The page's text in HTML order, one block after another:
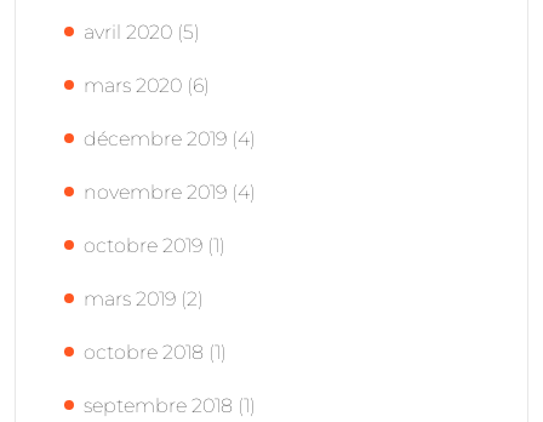
avril 2020 (5)
mars 2020 (6)
décembre 2019 (4)
novembre 2019 (4)
octobre 2019 (1)
mars 2019 (2)
octobre 2018 (1)
septembre 2018 (1)